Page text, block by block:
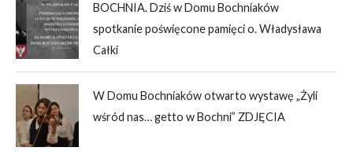
BOCHNIA. Dziś w Domu Bochniaków
spotkanie poświęcone pamięci o. Władysława
Całki
W Domu Bochniaków otwarto wystawę „Żyli
wśród nas… getto w Bochni” ZDJĘCIA